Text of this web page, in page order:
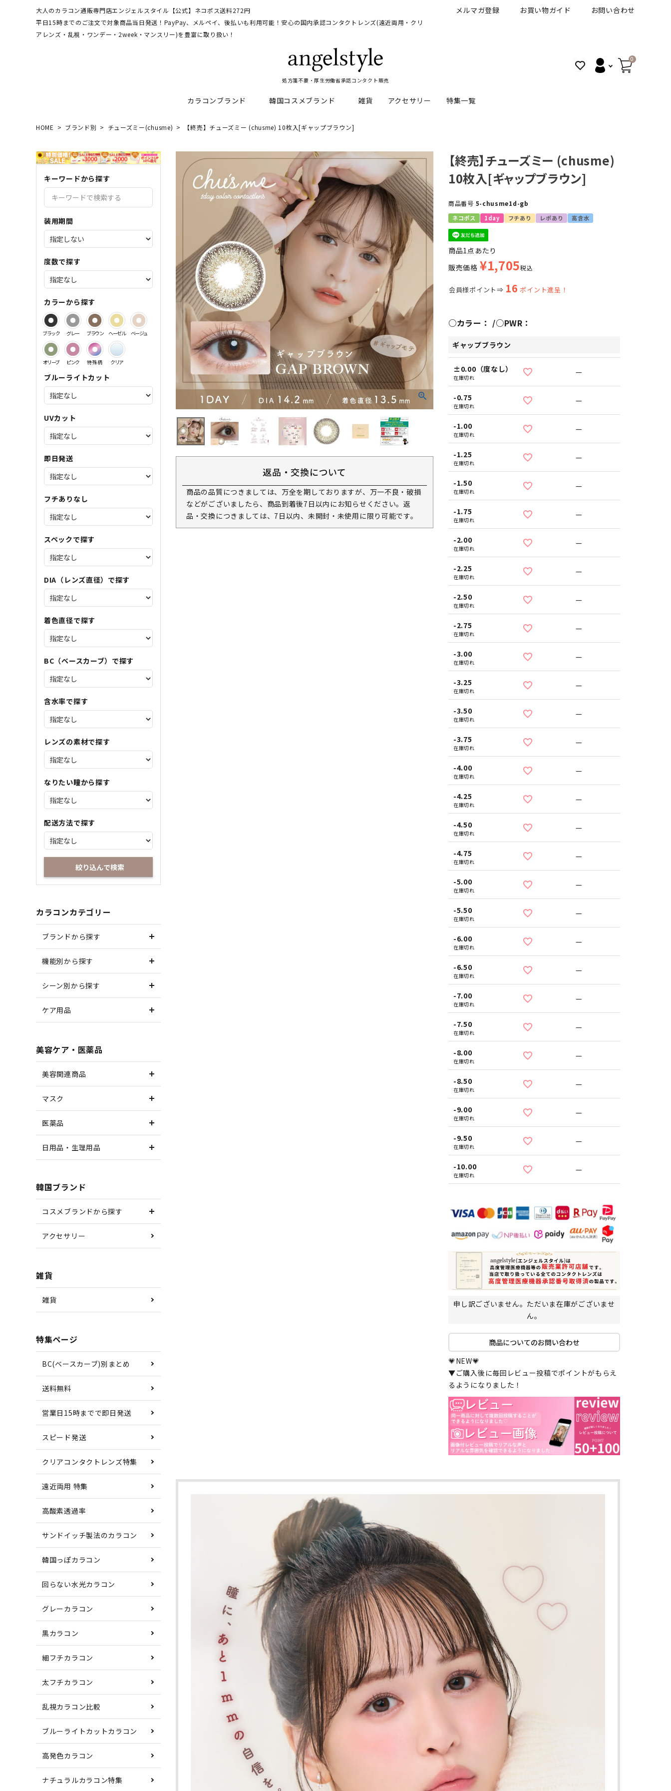
大人のカラコン通販専門店エンジェルスタイル【公式】ネコポス送料272円
平日15時までのご注文で対象商品当日発送！PayPay、メルペイ、後払いも利用可能！安心の国内承認コンタクトレンズ(遠近両用・クリ
アレンズ・乱視・ワンデー・2week・マンスリー)を豊富に取り扱い！
メルマガ登録 お買い物ガイド お問い合わせ
処方箋不要・厚生労働省承認コンタクト販売
0
カラコンブランド
ディファインモイスト
イルミネート
エバーカラーシリーズ シーブリンク キャンディーマジックシリーズ ピュアアイズワンデー
レヴィアワンマンス レヴィアワンデー ネオサイトシリーズ その他ブランドはこちら
韓国コスメブランド
3CE REJURAN Dr.jart+ VT
その他ブランドはこちら
雑貨 アクセサリー 特集一覧
乱視カラコン比較 ブルーライトカットカラコン UVカットカラコン 細フチカラコン
バレないカラコン 色素薄い系カラコン メンズカラコン特集 ハロウィンカラコン特集
サンドイッチ製法特集
HOME ブランド別 チューズミー(chusme) 【終売】チューズミー (chusme) 10枚入[ギャップブラウン]
キーワードから探す
装用期間
度数で探す
カラーから探す
ブラック グレー ブラウン ヘーゼル ベージュ
オリーブ ピンク 特殊柄 クリア
ブルーライトカット
UVカット
即日発送
フチありなし
スペックで探す
DIA（レンズ直径）で探す
着色直径で探す
BC（ベースカーブ）で探す
含水率で探す
レンズの素材で探す
なりたい瞳から探す
配送方法で探す
絞り込んで検索
カラコンカテゴリー
ブランドから探す
機能別から探す
シーン別から探す
ケア用品
美容ケア・医薬品
美容関連商品
マスク
医薬品
日用品・生理用品
韓国ブランド
コスメブランドから探す
アクセサリー
雑貨
雑貨
特集ページ
BC(ベースカーブ)別まとめ
送料無料
営業日15時までで即日発送
スピード発送
クリアコンタクトレンズ特集
遠近両用 特集
高酸素透過率
サンドイッチ製法のカラコン
韓国っぽカラコン
回らない水光カラコン
グレーカラコン
黒カラコン
細フチカラコン
太フチカラコン
乱視カラコン比較
ブルーライトカットカラコン
高発色カラコン
ナチュラルカラコン特集
返品・交換について
商品の品質につきましては、万全を期しておりますが、万一不良・破損
などがございましたら、商品到着後7日以内にお知らせください。返
品・交換につきましては、7日以内、未開封・未使用に限り可能です。
【終売】チューズミー (chusme)
10枚入[ギャップブラウン]
商品番号 5-chusme1d-gb
ネコポス 1day フチあり レポあり 高含水
商品1点あたり
販売価格 ¥1,705税込
会員様ポイント⇒ 16 ポイント進呈！
○カラー： ○PWR：
ギャップブラウン
±0.00（度なし）
在庫切れ
—
-0.75
在庫切れ
—
-1.00
在庫切れ
—
-1.25
在庫切れ
—
-1.50
在庫切れ
—
-1.75
在庫切れ
—
-2.00
在庫切れ
—
-2.25
在庫切れ
—
-2.50
在庫切れ
—
-2.75
在庫切れ
—
-3.00
在庫切れ
—
-3.25
在庫切れ
—
-3.50
在庫切れ
—
-3.75
在庫切れ
—
-4.00
在庫切れ
—
-4.25
在庫切れ
—
-4.50
在庫切れ
—
-4.75
在庫切れ
—
-5.00
在庫切れ
—
-5.50
在庫切れ
—
-6.00
在庫切れ
—
-6.50
在庫切れ
—
-7.00
在庫切れ
—
-7.50
在庫切れ
—
-8.00
在庫切れ
—
-8.50
在庫切れ
—
-9.00
在庫切れ
—
-9.50
在庫切れ
—
-10.00
在庫切れ
—
申し訳ございません。ただいま在庫がございませ
ん。
商品についてのお問い合わせ
💗NEW💗
▼ご購入後に毎回レビュー投稿でポイントがもらえ
るようになりました！